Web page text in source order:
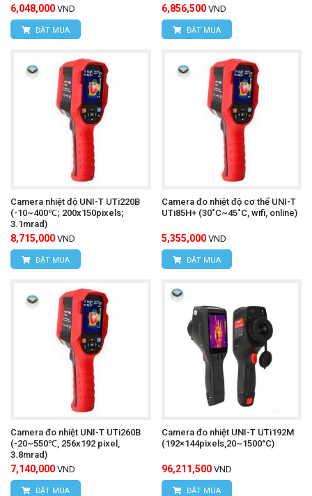
6,048,000 VND
ĐẶT MUA
6,856,500 VND
ĐẶT MUA
Camera nhiệt độ UNI-T UTi220B
(-10~400℃; 200x150pixels;
3.1mrad)
8,715,000 VND
ĐẶT MUA
Camera đo nhiệt độ cơ thể UNI-T
UTi85H+ (30˚C~45˚C, wifi, online)
5,355,000 VND
ĐẶT MUA
Camera đo nhiệt UNI-T UTi260B
(-20~550℃, 256x192 pixel,
3.8mrad)
7,140,000 VND
ĐẶT MUA
Camera đo nhiệt UNI-T UTi192M
(192×144pixels,20~1500°C)
96,211,500 VND
ĐẶT MUA